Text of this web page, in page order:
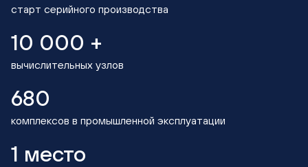
старт серийного производства
10 000 +
вычислительных узлов
680
комплексов в промышленной эксплуатации
1 место